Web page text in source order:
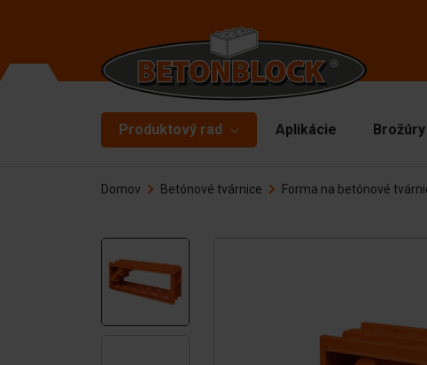
Produktový rad
Betónové tvárnice
Osnovni paketi
Šablóny
Bariéry
Formy
Aplikácie Brožúry
Domov Betónové tvárnice Forma na betónové